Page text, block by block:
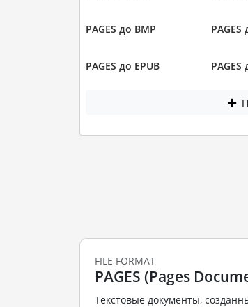
PAGES до BMP PAGES
PAGES до EPUB PAGES
FILE FORMAT
PAGES (Pages
Текстовые документы,